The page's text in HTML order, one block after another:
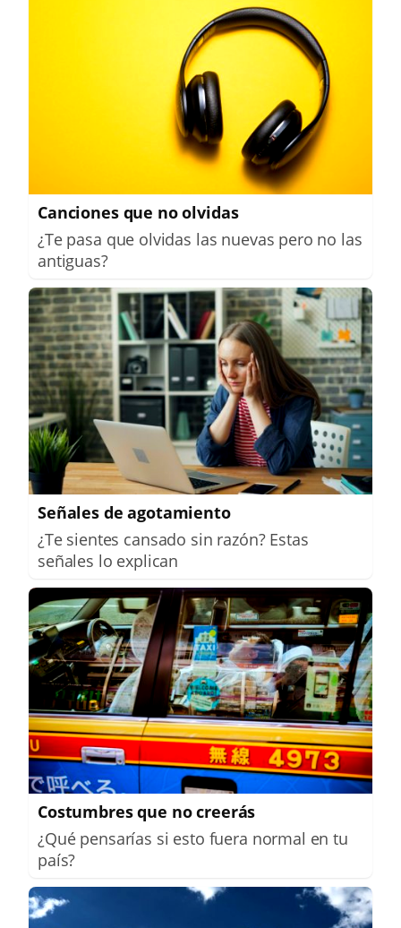
Canciones que no olvidas
¿Te pasa que olvidas las nuevas pero no las
antiguas?
Señales de agotamiento
¿Te sientes cansado sin razón? Estas
señales lo explican
Costumbres que no creerás
¿Qué pensarías si esto fuera normal en tu
país?